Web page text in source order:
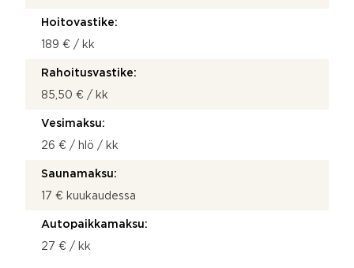
Hoitovastike:
189 € / kk
Rahoitusvastike:
85,50 € / kk
Vesimaksu:
26 € / hlö / kk
Saunamaksu:
17 € kuukaudessa
Autopaikkamaksu:
27 € / kk